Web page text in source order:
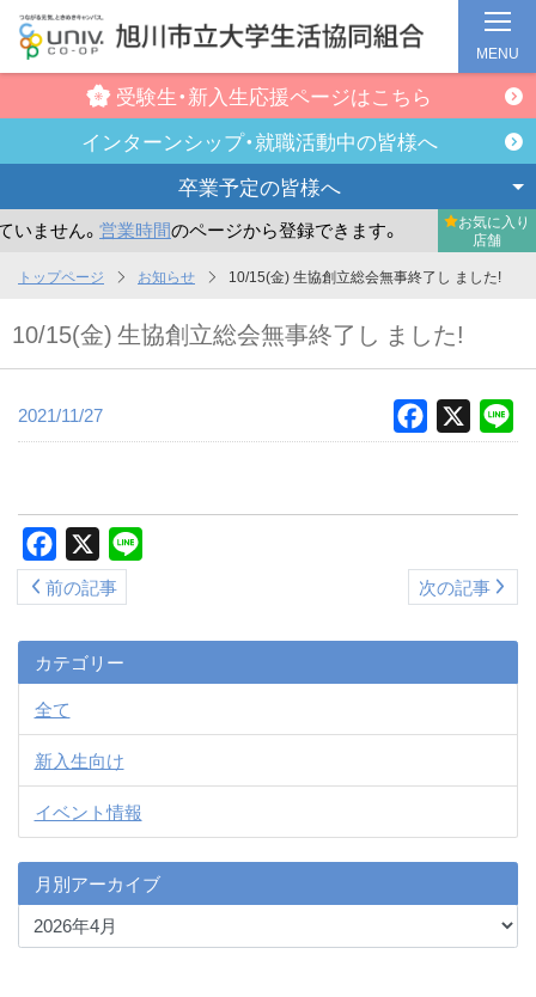
ン
コ
受験生・新入生応援ページはこちら
インターンシップ・就職活動中の皆様へ
卒業予定の皆様へ
ません。営業時間のページから登録できます。 まだお気
お気に入り
店舗
MENU
トップページ お知らせ 10/15(金) 生協創立総会無事終了し ました!
10/15(金) 生協創立総会無事終了し ました!
2021/11/27 Facebook
Facebook
前の記事 次の記事
カテゴリー
全て
新入生向け
イベント情報
月別アーカイブ